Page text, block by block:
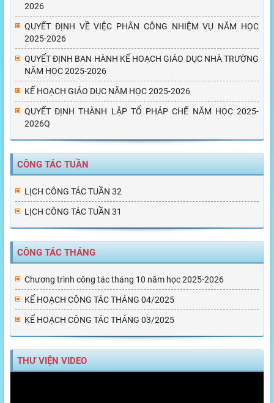
2026
QUYẾT ĐỊNH VỀ VIỆC PHÂN CÔNG NHIỆM VỤ NĂM HỌC
2025-2026
QUYẾT ĐỊNH BAN HÀNH KẾ HOẠCH GIÁO DỤC NHÀ TRƯỜNG
NĂM HỌC 2025-2026
KẾ HOẠCH GIÁO DỤC NĂM HỌC 2025-2026
QUYẾT ĐỊNH THÀNH LẬP TỔ PHÁP CHẾ NĂM HỌC 2025-
2026Q
CÔNG TÁC TUẦN
LỊCH CÔNG TÁC TUẦN 32
LỊCH CÔNG TÁC TUẦN 31
CÔNG TÁC THÁNG
Chương trình công tác tháng 10 năm học 2025-2026
KẾ HOẠCH CÔNG TÁC THÁNG 04/2025
KẾ HOẠCH CÔNG TÁC THÁNG 03/2025
THƯ VIỆN VIDEO